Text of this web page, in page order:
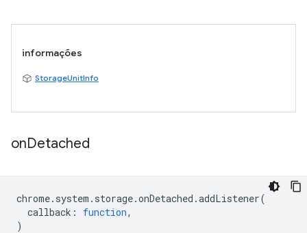
informações
StorageUnitInfo
onDetached
chrome. system . storage.onDetached .addListener(
callback : function,
)